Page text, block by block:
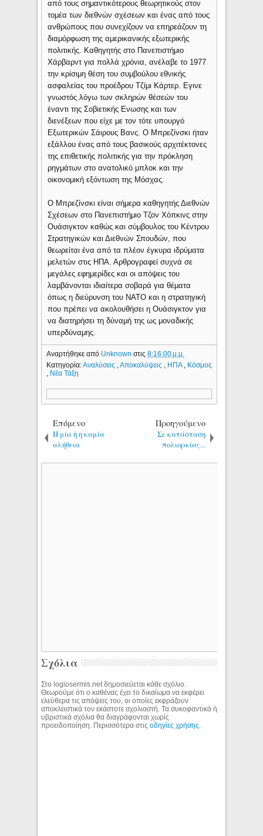
από τους σημαντικότερους θεωρητικούς στον
τομέα των διεθνών σχέσεων και ένας από τους
ανθρώπους που συνεχίζουν να επηρεάζουν τη
διαμόρφωση της αμερικανικής εξωτερικής
πολιτικής. Καθηγητής στο Πανεπιστήμιο
Χάρβαρντ για πολλά χρόνια, ανέλαβε το 1977
την κρίσιμη θέση του συμβούλου εθνικής
ασφαλείας του προέδρου Τζίμι Κάρτερ. Εγινε
γνωστός λόγω των σκληρών θέσεών του
έναντι της Σοβιετικής Ενωσης και των
διενέξεων που είχε με τον τότε υπουργό
Εξωτερικών Σάιρους Βανς. Ο Μπρεζίνσκι ήταν
εξάλλου ένας από τους βασικούς αρχιτέκτονες
της επιθετικής πολιτικής για την πρόκληση
ρηγμάτων στο ανατολικό μπλοκ και την
οικονομική εξόντωση της Μόσχας.
Ο Μπρεζίνσκι είναι σήμερα καθηγητής Διεθνών
Σχέσεων στο Πανεπιστήμιο Τζον Χόπκινς στην
Ουάσιγκτον καθώς και σύμβουλος του Κέντρου
Στρατηγικών και Διεθνών Σπουδών, που
θεωρείται ένα από τα πλέον έγκυρα ιδρύματα
μελετών στις ΗΠΑ. Αρθρογραφεί συχνά σε
μεγάλες εφημερίδες και οι απόψεις του
λαμβάνονται ιδιαίτερα σοβαρά για θέματα
όπως η διεύρυνση του ΝΑΤΟ και η στρατηγική
που πρέπει να ακολουθήσει η Ουάσιγκτον για
να διατηρήσει τη δύναμή της ως μοναδικής
υπερδύναμης.
Αναρτήθηκε από Unknownστις8:16:00 μ.μ.
Κατηγορία:Αναλύσεις ,Αποκαλύψεις , ΗΠΑ , Κόσμος
, Νέα Τάξη
Επόμενο
Η μία ή η καμία
αλήθεια
Προηγούμενο
Σε κατάσταση
πολιορκίας...
Σχόλια
Στο logiosermis.net δημοσιεύεται κάθε σχόλιο.
Θεωρούμε ότι ο καθένας έχει το δικαίωμα να εκφέρει
ελεύθερα τις απόψεις του, οι οποίες εκφράζουν
αποκλειστικά τον εκάστοτε σχολιαστή. Τα συκοφαντικά ή
υβριστικά σχόλια θα διαγράφονται χωρίς
προειδοποίηση. Περισσότερα στιςοδηγίες χρήσης.